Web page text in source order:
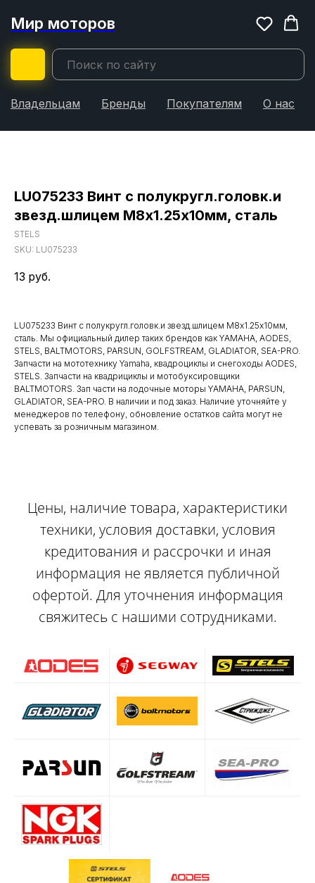
Мир моторов
Владельцам Бренды Покупателям О нас
LU075233 Винт с полукругл.головк.и
звезд.шлицем М8х1.25х10мм, сталь
STELS
SKU: LU075233
13 руб.
LU075233 Винт с полукругл.головк.и звезд.шлицем М8х1.25х10мм,
сталь. Мы официальный дилер таких брендов как YAMAHA, AODES,
STELS, BALTMOTORS, PARSUN, GOLFSTREAM, GLADIATOR, SEA-PRO.
Запчасти на мототехнику Yamaha, квадроциклы и снегоходы AODES,
STELS. Запчасти на квадрициклы и мотобуксировщики
BALTMOTORS. Зап части на лодочные моторы YAMAHA, PARSUN,
GLADIATOR, SEA-PRO. В наличии и под заказ. Наличие уточняйте у
менеджеров по телефону, обновление остатков сайта могут не
успевать за розничным магазином.
Цены, наличие товара, характеристики
техники, условия доставки, условия
кредитования и рассрочки и иная
информация не является публичной
офертой. Для уточнения информация
свяжитесь с нашими сотрудниками.